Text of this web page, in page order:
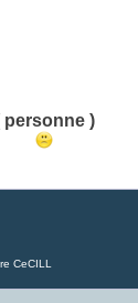
personne )
CeCILL